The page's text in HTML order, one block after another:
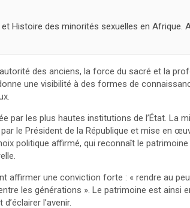
Histoire des minorités sexuelles en Afrique.
des anciens, la force du sacré et la
une visibilité à des formes de
par les plus hautes institutions de l’État. La
le Président de la République et mise en
politique affirmé, qui reconnaît le
affirmer une conviction forte : « rendre au
les générations ». Le patrimoine est ainsi
l’avenir.